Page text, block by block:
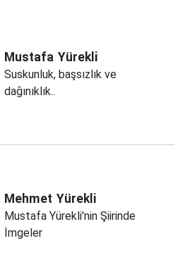
Mustafa Yürekli
Suskunluk, başsızlık ve
dağınıklık..
Mehmet Yürekli
Mustafa Yürekli'nin Şiirinde
İmgeler